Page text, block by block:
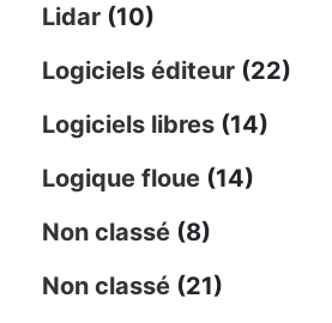
Lidar (10)
Logiciels éditeur (22)
Logiciels libres (14)
Logique floue (14)
Non classé (8)
Non classé (21)